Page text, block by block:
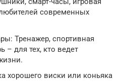
современных
Тренажер, спортивная
– для тех, кто ведет
хорошего виски или коньяка